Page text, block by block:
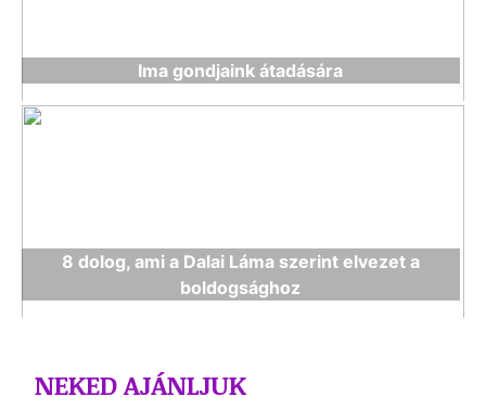
Ima gondjaink átadására
8 dolog, ami a Dalai Láma szerint elvezet a
boldogsághoz
NEKED AJÁNLJUK